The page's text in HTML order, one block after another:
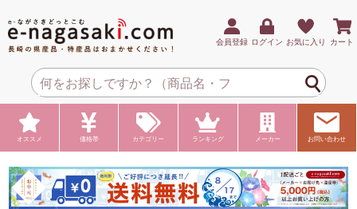
会員登録 ログイン お気に入り カート
オススメ 価格帯 カテゴリー ランキング メーカー お問い合わせ